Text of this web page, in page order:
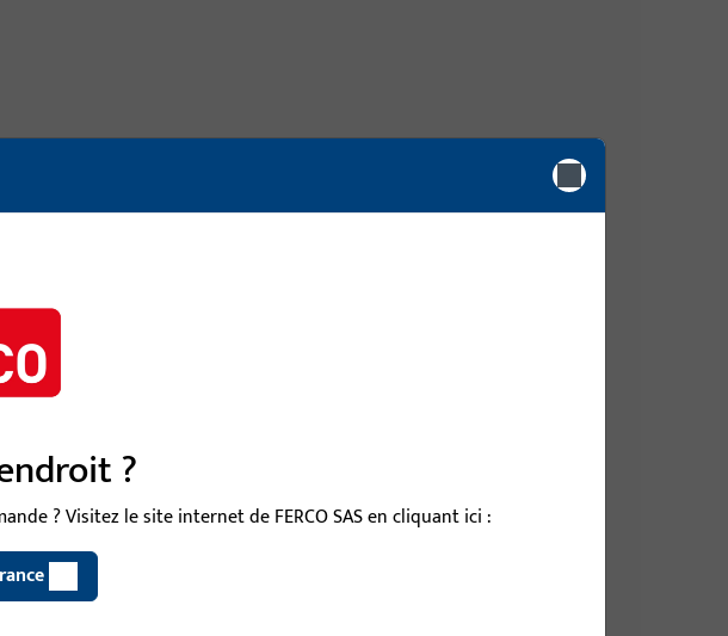
Carré, largeur totale 9 mm, hauteur / profondeur totale 9 mm
Carré, largeur totale 9 mm, hauteur / profondeur totale 9 mm
largeur totale 9 mm, hauteur / profondeur totale 9 mm
?
? Visitez le site internet de FERCO SAS en cliquant ici :